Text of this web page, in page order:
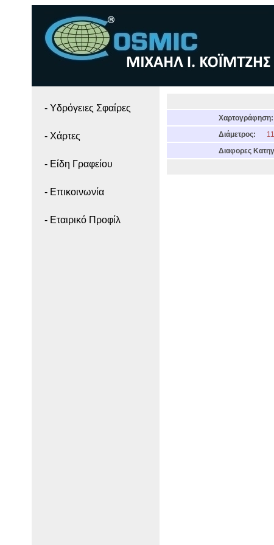
- Yδρόγειες Σφαίρες
- Χάρτες
- Είδη Γραφείου
- Επικοινωνία
- Εταιρικό Προφίλ
Χαρτογράφηση:
Διάμετρος:
Διαφορες